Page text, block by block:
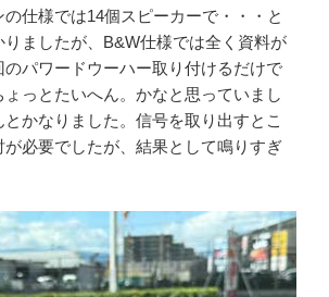
仕様では14個スピーカーで・・・と
りましたが、B&W仕様では全く資料が
のパワードウーハー取り付けるだけで
ょっとたいへん。かなと思っていまし
かなりました。信号を取り出すとこ
が必要でしたが、結果として鳴りすぎ